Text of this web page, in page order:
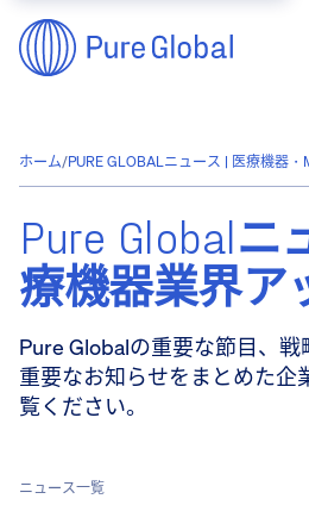
ホーム/PURE GLOBALニュース | 医療機器・
Pure Globalニ
療機器業界ア
Pure Globalの重要な節目、戦
重要なお知らせをまとめた企
覧ください。
ニュース一覧